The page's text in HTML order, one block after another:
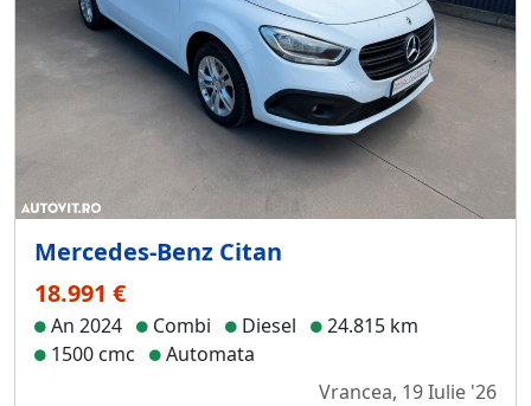
Mercedes-Benz Citan
18.991 €
An 2024 Combi Diesel
24.815 km
1500 cmc
Automata
Vrancea, 19 Iulie '26